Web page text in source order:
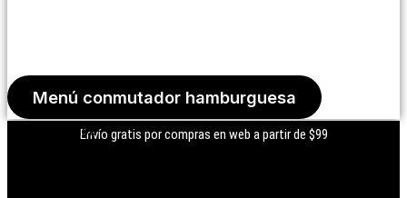
Menú conmutador hamburguesa
Envío gratis por compras en web a partir de $99
Iniciar Sesión